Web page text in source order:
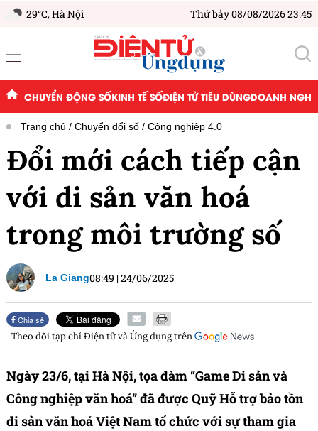
29°C,Hà Nội Thứ bảy 08/08/2026 23:45
CHUYỂN ĐỘNG SỐKINH TẾ SỐĐIỆN TỬ TIÊU DÙNGDOANH
Trang chủ Chuyển đổi số Công nghiệp 4.0
Đổi mới cách tiếp cận
với di sản văn hoá
trong môi trường số
La Giang08:49 |24/06/2025
Chia sẻ
Theo dõi tạp chíĐiện tử và Ứng dụngtrên
Ngày 23/6, tại Hà Nội, tọa đàm “Game Di sản và
Công nghiệp văn hoá” đã được Quỹ Hỗ trợ bảo tồn
di sản văn hoá Việt Nam tổ chức với sự tham gia